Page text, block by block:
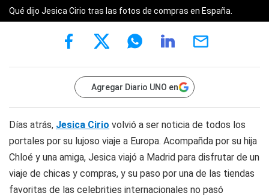
Qué dijo Jesica Cirio tras las fotos de compras en España.
Agregar Diario UNO en
Días atrás, Jesica Cirio volvió a ser noticia de todos los
portales por su lujoso viaje a Europa. Acompañda por su hija
Chloé y una amiga, Jesica viajó a Madrid para disfrutar de un
viaje de chicas y compras, y su paso por una de las tiendas
favoritas de las celebrities internacionales no pasó